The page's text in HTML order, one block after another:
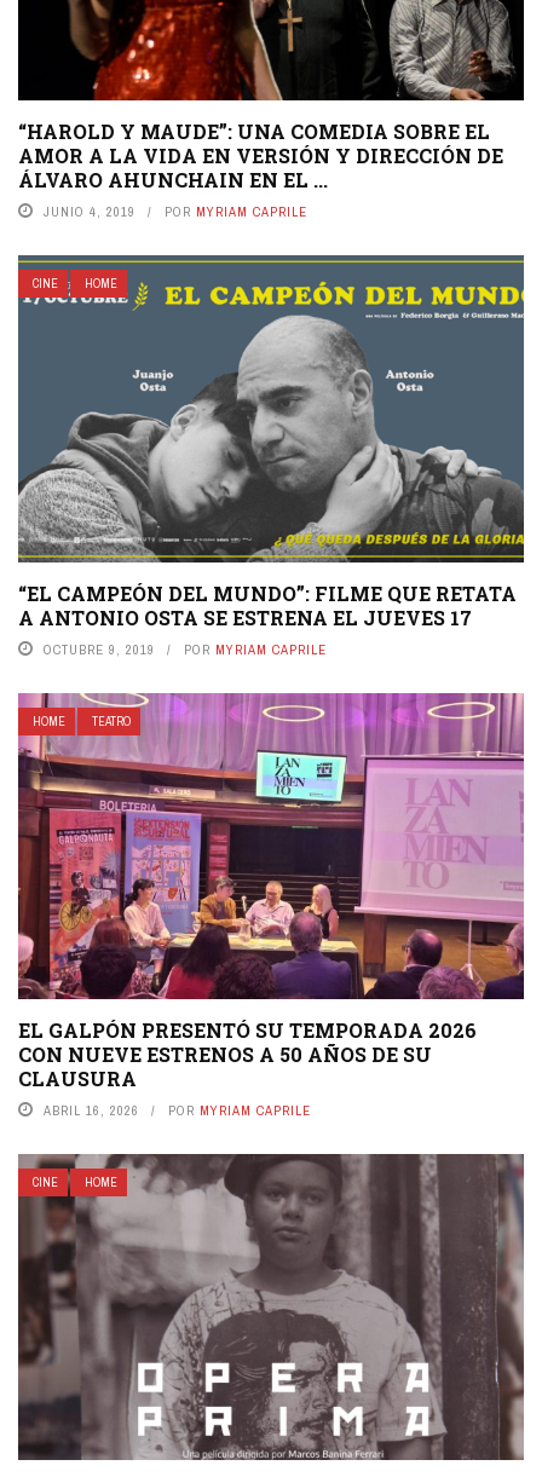
“HAROLD Y MAUDE”: UNA COMEDIA SOBRE EL
AMOR A LA VIDA EN VERSIÓN Y DIRECCIÓN DE
ÁLVARO AHUNCHAIN EN EL ...
JUNIO 4, 2019 POR MYRIAM CAPRILE
CINE HOME
“EL CAMPEÓN DEL MUNDO”: FILME QUE RETATA
A ANTONIO OSTA SE ESTRENA EL JUEVES 17
OCTUBRE 9, 2019 POR MYRIAM CAPRILE
HOME TEATRO
EL GALPÓN PRESENTÓ SU TEMPORADA 2026
CON NUEVE ESTRENOS A 50 AÑOS DE SU
CLAUSURA
ABRIL 16, 2026 POR MYRIAM CAPRILE
CINE HOME